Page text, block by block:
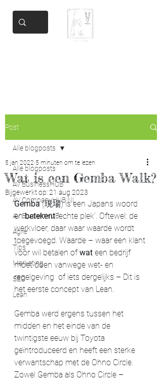
Post
Alle blogposts
AV BusinessHUB
AV CompanyHUB NL
AV StudentHUB
Agile
Tips
Marketing
SEO
Lean
Alle blogposts
Wat is een Gemba Walk?
5 jan 2022 5 minuten om te lezen
Bijgewerkt op:21 aug 2023
Gemba (現場) is een Japans woord
en betekent 'echte plek'. Oftewel: de
werkvloer, daar waar waarde wordt
toegevoegd. Waarde – waar een klant
voor wil betalen of wat een bedrijf
moet doen vanwege wet- en
regelgeving  of iets dergelijks – Dit is
het eerste concept van Lean.
Gemba werd ergens tussen het
midden en het einde van de
twintigste eeuw bij Toyota
geïntroduceerd en heeft een sterke
verwantschap met de Ohno Circle.
Zowel Gemba als Ohno Circle –